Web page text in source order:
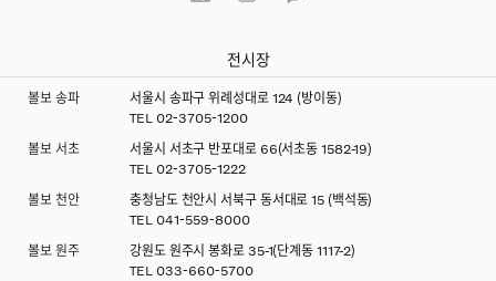
전시장
볼보 송파
서울시 송파구 위례성대로 124 (방이동)
TEL 02-3705-1200
볼보 서초
서울시 서초구 반포대로 66(서초동 1582-19)
TEL 02-3705-1222
볼보 천안
충청남도 천안시 서북구 동서대로 15 (백석동)
TEL 041-559-8000
볼보 원주
강원도 원주시 봉화로 35-1(단계동 1117-2)
TEL 033-660-5700